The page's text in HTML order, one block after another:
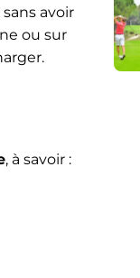
avoir
ou sur
, à savoir :